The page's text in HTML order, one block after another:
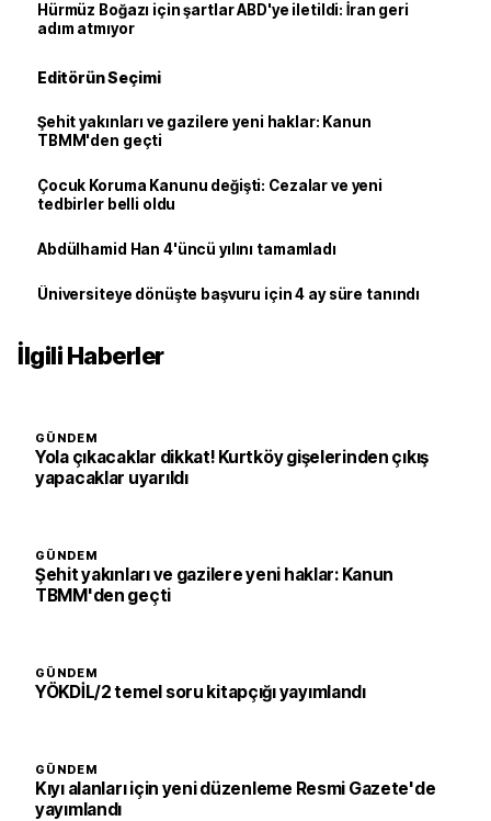
Hürmüz Boğazı için şartlar ABD'ye iletildi: İran geri
adım atmıyor
Editörün Seçimi
Şehit yakınları ve gazilere yeni haklar: Kanun
TBMM'den geçti
Çocuk Koruma Kanunu değişti: Cezalar ve yeni
tedbirler belli oldu
Abdülhamid Han 4'üncü yılını tamamladı
Üniversiteye dönüşte başvuru için 4 ay süre tanındı
İlgili Haberler
GÜNDEM
Yola çıkacaklar dikkat! Kurtköy gişelerinden çıkış
yapacaklar uyarıldı
GÜNDEM
Şehit yakınları ve gazilere yeni haklar: Kanun
TBMM'den geçti
GÜNDEM
YÖKDİL/2 temel soru kitapçığı yayımlandı
GÜNDEM
Kıyı alanları için yeni düzenleme Resmi Gazete'de
yayımlandı